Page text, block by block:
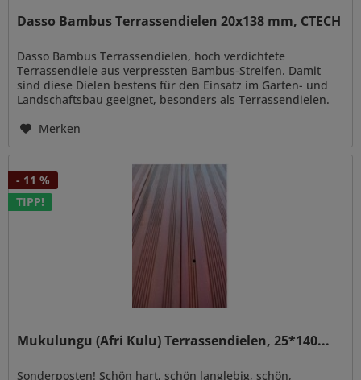
Dasso Bambus Terrassendielen 20x138 mm, CTECH
Dasso Bambus Terrassendielen, hoch verdichtete
Terrassendiele aus verpressten Bambus-Streifen. Damit
sind diese Dielen bestens für den Einsatz im Garten- und
Landschaftsbau geeignet, besonders als Terrassendielen.
Merken
- 11 %
TIPP!
Mukulungu (Afri Kulu) Terrassendielen, 25*140...
Sonderposten! Schön hart, schön langlebig, schön,